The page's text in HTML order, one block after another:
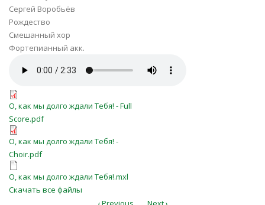
Сергей Воробьёв
Рождество
Смешанный хор
Фортепианный акк.
О, как мы долго ждали Тебя!.mp3
О, как мы долго ждали Тебя! - Full
Score.pdf
О, как мы долго ждали Тебя! - Full
Score.pdf
О, как мы долго ждали Тебя! -
Choir.pdf
О, как мы долго ждали Тебя! -
Choir.pdf
О, как мы долго ждали Тебя!.mxl
О, как мы долго ждали Тебя!.mxl
Скачать все файлы